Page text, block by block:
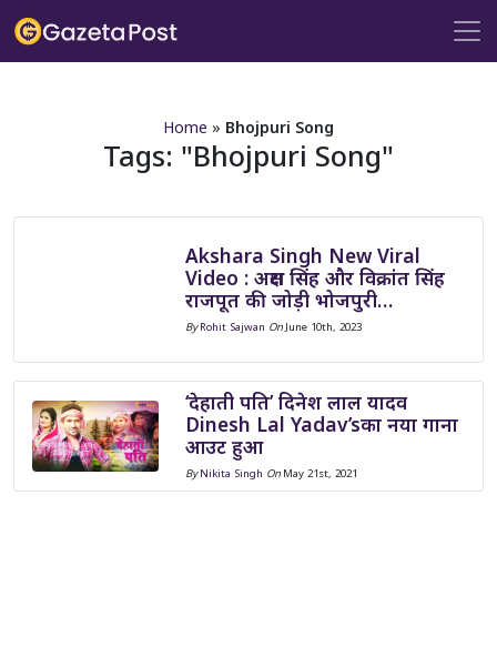
Home » Bhojpuri Song
Tags: Bhojpuri Song
Video : अक्षरा सिंह और विक्रांत सिंह
राजपूत की जोड़ी भोजपुरी…
By Rohit Sajwan On June 10th, 2023
‘देहाती पति’ दिनेश लाल यादव
Dinesh Lal Yadav’sका नया गाना
आउट हुआ